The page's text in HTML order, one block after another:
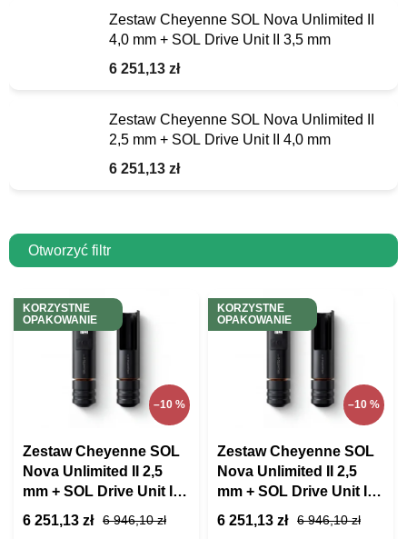
Zestaw Cheyenne SOL Nova Unlimited II
4,0 mm + SOL Drive Unit II 3,5 mm
6 251,13 zł
Zestaw Cheyenne SOL Nova Unlimited II
2,5 mm + SOL Drive Unit II 4,0 mm
6 251,13 zł
Otworzyć filtr
L
s
KORZYSTNE
OPAKOWANIE
–10 %
Zestaw Cheyenne SOL
Nova Unlimited II 2,5
mm + SOL Drive Unit II
3,5 mm
6 946,10 zł
6 251,13 zł
KORZYSTNE
OPAKOWANIE
–10 %
Zestaw Cheyenne SOL
Nova Unlimited II 2,5
mm + SOL Drive Unit II
4,0 mm
6 946,10 zł
6 251,13 zł